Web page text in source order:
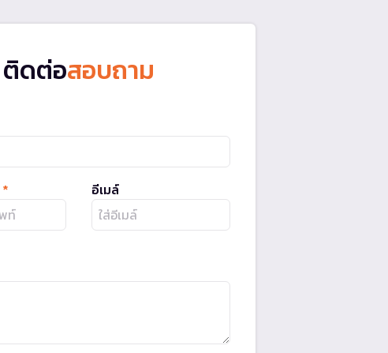
ติดต่อสอบถาม
* อีเมล์